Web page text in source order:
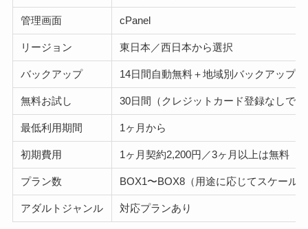
管理画面 cPanel
リージョン 東日本／西日本から選択
バックアップ 14日間自動無料＋地域別バックアップ
無料お試し 30日間（クレジットカード登録なしで
最低利用期間 1ヶ月から
初期費用 1ヶ月契約2,200円／3ヶ月以上は無料
プラン数 BOX1〜BOX8（用途に応じてスケール
アダルトジャンル 対応プランあり